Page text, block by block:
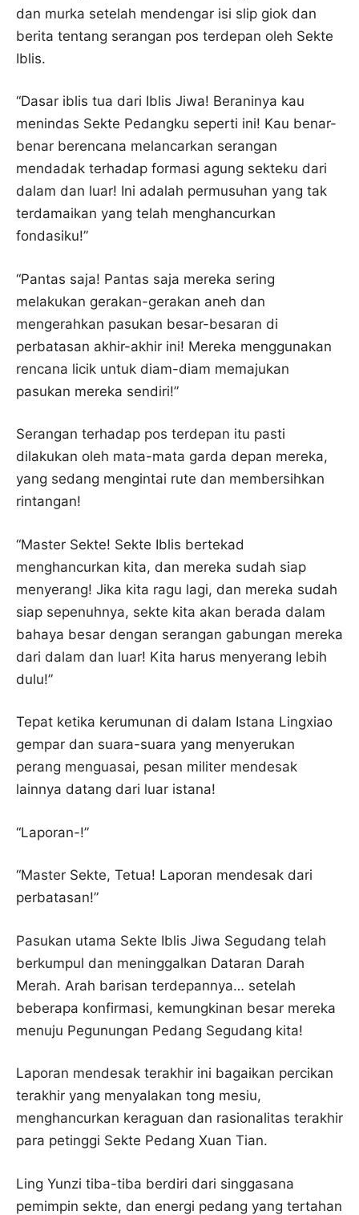
dan murka setelah mendengar isi slip giok dan
berita tentang serangan pos terdepan oleh Sekte
Iblis.
“Dasar iblis tua dari Iblis Jiwa! Beraninya kau
menindas Sekte Pedangku seperti ini! Kau benar-
benar berencana melancarkan serangan
mendadak terhadap formasi agung sekteku dari
dalam dan luar! Ini adalah permusuhan yang tak
terdamaikan yang telah menghancurkan
fondasiku!”
“Pantas saja! Pantas saja mereka sering
melakukan gerakan-gerakan aneh dan
mengerahkan pasukan besar-besaran di
perbatasan akhir-akhir ini! Mereka menggunakan
rencana licik untuk diam-diam memajukan
pasukan mereka sendiri!”
Serangan terhadap pos terdepan itu pasti
dilakukan oleh mata-mata garda depan mereka,
yang sedang mengintai rute dan membersihkan
rintangan!
“Master Sekte! Sekte Iblis bertekad
menghancurkan kita, dan mereka sudah siap
menyerang! Jika kita ragu lagi, dan mereka sudah
siap sepenuhnya, sekte kita akan berada dalam
bahaya besar dengan serangan gabungan mereka
dari dalam dan luar! Kita harus menyerang lebih
dulu!”
Tepat ketika kerumunan di dalam Istana Lingxiao
gempar dan suara-suara yang menyerukan
perang menguasai, pesan militer mendesak
lainnya datang dari luar istana!
“Laporan-!”
“Master Sekte, Tetua! Laporan mendesak dari
perbatasan!”
Pasukan utama Sekte Iblis Jiwa Segudang telah
berkumpul dan meninggalkan Dataran Darah
Merah. Arah barisan terdepannya… setelah
beberapa konfirmasi, kemungkinan besar mereka
menuju Pegunungan Pedang Segudang kita!
Laporan mendesak terakhir ini bagaikan percikan
terakhir yang menyalakan tong mesiu,
menghancurkan keraguan dan rasionalitas terakhir
para petinggi Sekte Pedang Xuan Tian.
Ling Yunzi tiba-tiba berdiri dari singgasana
pemimpin sekte, dan energi pedang yang tertahan